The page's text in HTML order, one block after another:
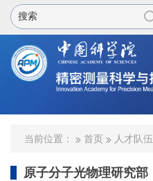
当前位置： 首页 人才队伍
原子分子光物理研究部